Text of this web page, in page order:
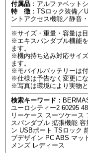
付属品 ：アルファベット
特 徴 ：TSロック装備／
ントアクセス機能／静音
※サイズ・重量・容量は目
※エキスパンダブル機能
ます。
※機内持ち込み対応サイ
ます。
※モバイルバッテリーは
※仕様は予告なく変更に
※写真は環境により実物
検索キーワード：
ユーロシティー2 60295
リーケース スーツケース
スパンダブル 拡張機能
ン USBポート TSロック
ブデザイン PC ABS マッ
メンズ レディース